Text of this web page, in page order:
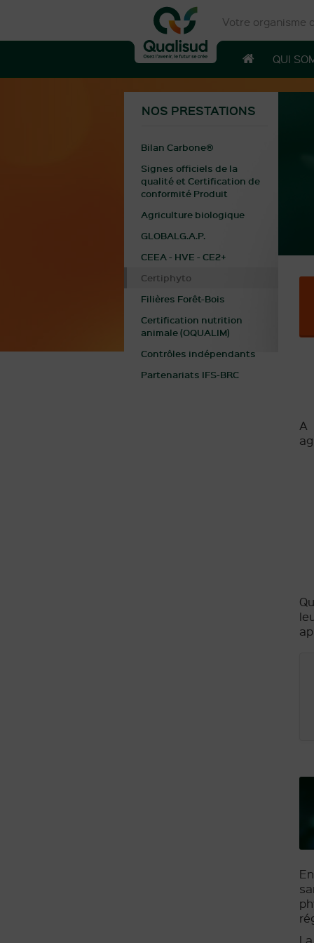
Votre organisme
QUI
NOS PRESTATIONS
Bilan Carbone®
Signes officiels de la
qualité et Certification de
conformité Produit
Agriculture biologique
GLOBALG.A.P.
CEEA - HVE - CE2+
Certiphyto
Filières Forêt-Bois
Certification nutrition
animale (OQUALIM)
Contrôles indépendants
Partenariats IFS-BRC
A